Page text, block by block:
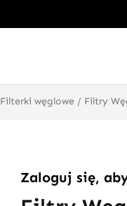
Filterki węglowe / Filtry
Zaloguj się,